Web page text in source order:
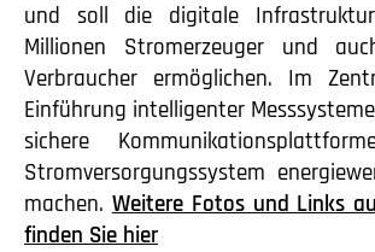
und soll die digitale
Millionen Stromerzeuger und
Verbraucher ermöglichen. Im
Einführung intelligenter
sichere
Stromversorgungssystem
machen.Weitere Fotos und Links
finden Sie hier